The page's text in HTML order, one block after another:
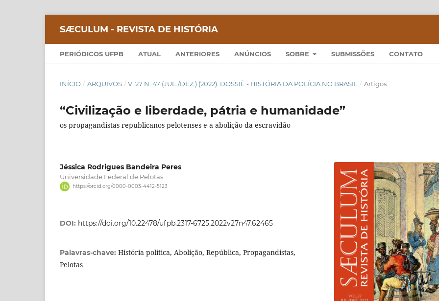
SÆCULUM - REVISTA DE HISTÓRIA
PERIÓDICOS UFPB ATUAL ANTERIORES ANÚNCIOS SOBRE SUBMISSÕES CONTATO
INÍCIO / ARQUIVOS / V. 27 N. 47 (JUL./DEZ.) (2022): DOSSIÊ - HISTÓRIA DA POLÍCIA NO BRASIL / Artigos
“Civilização e liberdade, pátria e humanidade”
os propagandistas republicanos pelotenses e a abolição da escravidão
Jéssica Rodrigues Bandeira Peres
Universidade Federal de Pelotas
https://orcid.org/0000-0003-4412-5123
DOI: https://doi.org/10.22478/ufpb.2317-6725.2022v27n47.62465
Palavras-chave: História política, Abolição, República, Propagandistas,
Pelotas